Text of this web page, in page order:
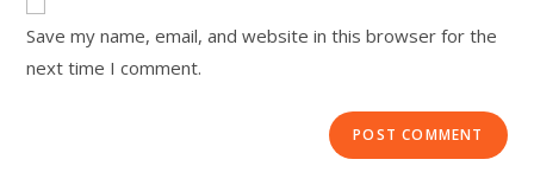
Save my name, email, and website in this browser for the
next time I comment.